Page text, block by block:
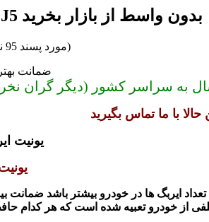
یونیت ایربگ جک J5 بدون واسط از بازار بخرید
(مورد پسند 95 نفر مشتریان از جک شاپ)
ضمانت بهترین
ایربگ ها در خودرو بیشتر باشد